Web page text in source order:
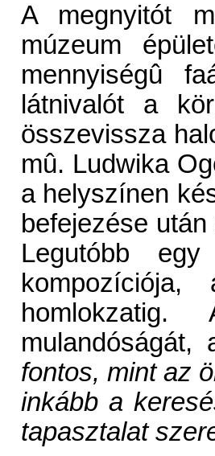
A megnyitót
múzeum
mennyiségû
látnivalót a
összevissza
mû. Ludwika
a helyszínen
befejezése
Legutóbb
fontos, mint az
inkább a
tapasztalat